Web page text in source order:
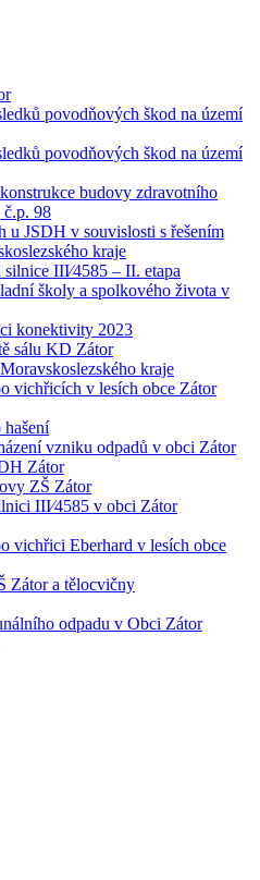
povodňových škod na území
povodňových škod na území
budovy zdravotního
č.p. 98
u JSDH v souvislosti s řešením
kraje
III⁄4585 – II. etapa
školy a spolkového života v
konektivity 2023
sálu KD Zátor
kraje
vichřicích v lesích obce Zátor
vzniku odpadů v obci Zátor
Zátor
ZŠ Zátor
III⁄4585 v obci Zátor
vichřici Eberhard v lesích obce
Zátor a tělocvičny
odpadu v Obci Zátor